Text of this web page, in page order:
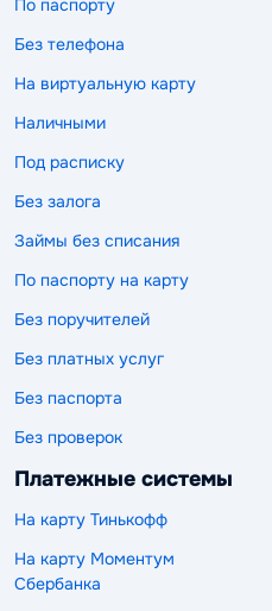
Без телефона
На виртуальную карту
Наличными
Под расписку
Без залога
Займы без списания
По паспорту на карту
Без поручителей
Без платных услуг
Без паспорта
Без проверок
Платежные системы
На карту Тинькофф
На карту Моментум
Сбербанка